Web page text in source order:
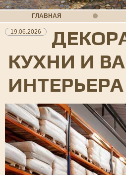
ГЛАВНАЯ
19.06.2026
КУХНИ И
ИНТЕРЬЕРА